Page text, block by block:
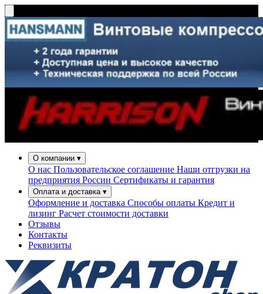
О компании ▾
О нас Пользовательское соглашение Наши отгрузки на
предприятия России Сертификаты и гарантия
Оплата и доставка ▾
Оформление и доставка Способы оплаты Кредит и
лизинг Расчет стоимости доставки
Отзывы
Контакты
Реквизиты